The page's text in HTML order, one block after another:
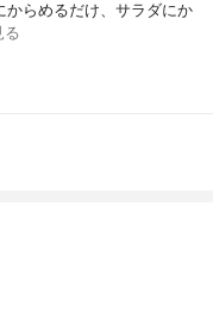
からめるだけ、サラダにか
る